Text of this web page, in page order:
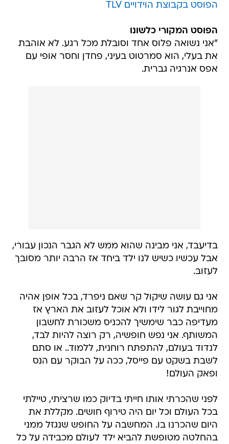
הפוסט בקבוצת הוידויים TLV
הפוסט המקורי כלשונו
"אני נשואה פלוס אחד וסובלת מכל רגע. לא אוהבת
את בעלי, הוא סמרטוט בעיני, פחדן וחסר אופי עם
אפס אנרגיה גברית.
בדיעבד, אני מבינה שהוא ממש לא הגבר הנכון עבורי,
אבל עכשיו כשיש לנו ילד ביחד אז הרבה יותר מסובך
לעזוב.
אני גם עושה שיקול קר שאם ניפרד, בכל אופן אהיה
מחוייבת לגור לידו ולא אוכל לעזוב את הארץ אז
מעדיפה כבר שימשיך להכניס משכורת לחשבון
המשותף. אני נפש חופשיה, רק רוצה להיות לבד,
לנדוד בעולם, להתפתח רוחנית, ללמוד.. או סתם
לשבת בשקט עם פייסל, ככה על הבוקר עם הנס
ופאק העולם!
לפני שהכרתי אותו חייתי בדיוק כמו שרציתי, טיילתי
בכל העולם וכל יום היה טירוף חושים. מקללת את
היום שהכרנו בו. המחשבה על החופש שנגזל ממני
בהחלטה מטופשת להביא ילד לעולם מכבידה על כל